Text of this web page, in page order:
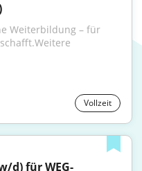
Weiterbildung – für
Vollzeit
d) für WEG-